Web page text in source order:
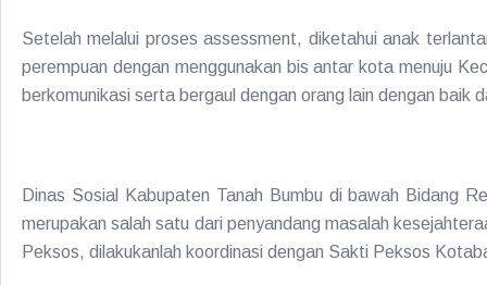
Setelah melalui proses assessment, diketahui anak
perempuan dengan menggunakan bis antar kota menuju
berkomunikasi serta bergaul dengan orang lain dengan baik
Dinas Sosial Kabupaten Tanah Bumbu di bawah Bidang
merupakan salah satu dari penyandang masalah
Peksos, dilakukanlah koordinasi dengan Sakti Peksos